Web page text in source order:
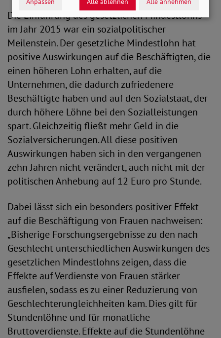
Die Einführung des gesetzlichen Mindestlohns
im Jahr 2015 war ein sozialpolitischer
Meilenstein. Der gesetzliche Mindestlohn hat
positive Auswirkungen auf die Beschäftigten, die
einen höheren Lohn erhalten, auf die
Unternehmen, die dadurch zufriedenere
Beschäftigte haben und auf den Sozialstaat, der
durch höhere Löhne bei den Sozialleistungen
spart. Gleichzeitig fließt mehr Geld in die
Sozialversicherungen. All diese positiven
Auswirkungen haben sich in den vergangenen
zehn Jahren nicht verändert, auch nicht mit der
politischen Anhebung auf 12 Euro pro Stunde.
Dabei lässt sich ein besonders positiver Effekt
auf die Beschäftigung von Frauen nachweisen:
„Bisherige Forschungsergebnisse zu den nach
Geschlecht unterschiedlichen Auswirkungen des
gesetzlichen Mindestlohns zeigen, dass die
Effekte auf Verdienste von Frauen stärker
ausfielen, sodass es zu einer Reduzierung von
Geschlechterungleichheiten kam. Dies gilt für
Stundenlöhne und für monatliche
Bruttoverdienste. Effekte auf die Stundenlöhne